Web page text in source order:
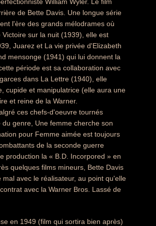
de Bette Davis. Une longue série
l'ère des grands mélodrames où
sur la nuit (1939), elle est
Juarez et La vie privée d'Elizabeth
mensonge (1941) qui lui donnent la
période est sa collaboration avec
dans La Lettre (1940), elle
cupide et manipulatrice (elle aura une
et reine de la Warner.
ces chefs-d'oeuvre tournés
genre, Une femme cherche son
pour Femme aimée est toujours
de la seconde guerre
production la « B.D. Incorpored » en
quelques films mineurs, Bette Davis
avec le réalisateur, au point qu'elle
avec la Warner Bros. Lassé de
en 1949 (film qui sortira bien après)